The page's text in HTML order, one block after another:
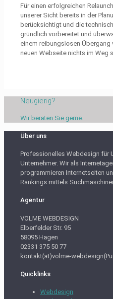
Für einen erfolgreichen
unserer Sicht bereits in der
berücksichtigt und die
gründlich vorbereitet und
einem reibungslosen Übergang
neuen Webseite nichts im Weg
Neugierig?
Wir beraten Sie gerne.
Über uns
Professionelles Webdesign für
Unternehmer. Wir als
programmieren Internetseiten
Rankings mittels
Agentur
VOLME WEBDESIGN
Elberfelder Str. 95
58095 Hagen
02331 375 50 77
kontakt(at)volme-
Quicklinks
Webdesign